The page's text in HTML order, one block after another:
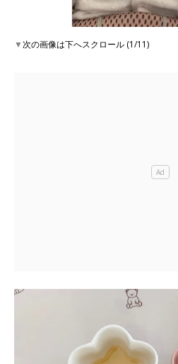
▼次の画像は下へスクロール (1/11)